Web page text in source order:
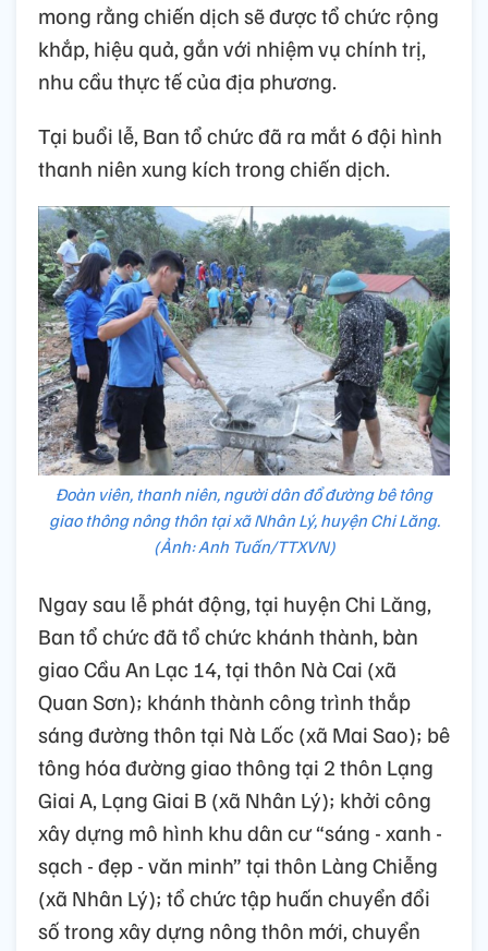
mong rằng chiến dịch sẽ được tổ chức rộng
khắp, hiệu quả, gắn với nhiệm vụ chính trị,
nhu cầu thực tế của địa phương.
Tại buổi lễ, Ban tổ chức đã ra mắt 6 đội hình
thanh niên xung kích trong chiến dịch.
Đoàn viên, thanh niên, người dân đổ đường bê tông
giao thông nông thôn tại xã Nhân Lý, huyện Chi Lăng.
(Ảnh: Anh Tuấn/TTXVN)
Ngay sau lễ phát động, tại huyện Chi Lăng,
Ban tổ chức đã tổ chức khánh thành, bàn
giao Cầu An Lạc 14, tại thôn Nà Cai (xã
Quan Sơn); khánh thành công trình thắp
sáng đường thôn tại Nà Lốc (xã Mai Sao); bê
tông hóa đường giao thông tại 2 thôn Lạng
Giai A, Lạng Giai B (xã Nhân Lý); khởi công
xây dựng mô hình khu dân cư “sáng - xanh -
sạch - đẹp - văn minh” tại thôn Làng Chiễng
(xã Nhân Lý); tổ chức tập huấn chuyển đổi
số trong xây dựng nông thôn mới, chuyển